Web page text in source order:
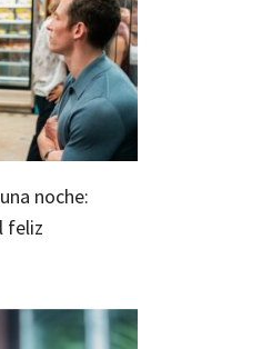
noche:
feliz